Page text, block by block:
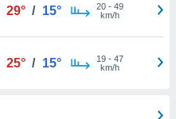
29° / 15° 20- 49
km/h
25° / 15° 19- 47
km/h